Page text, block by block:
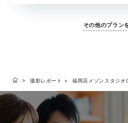
その他のプラン
撮影レポート 福岡店メゾンスタジオ